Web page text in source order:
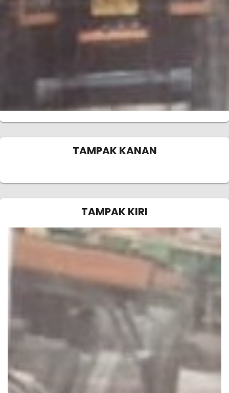
TAMPAK KANAN
TAMPAK KIRI